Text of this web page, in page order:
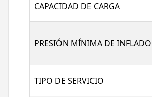
CAPACIDAD DE CARGA
PRESIÓN MÍNIMA DE INFLADO
TIPO DE SERVICIO